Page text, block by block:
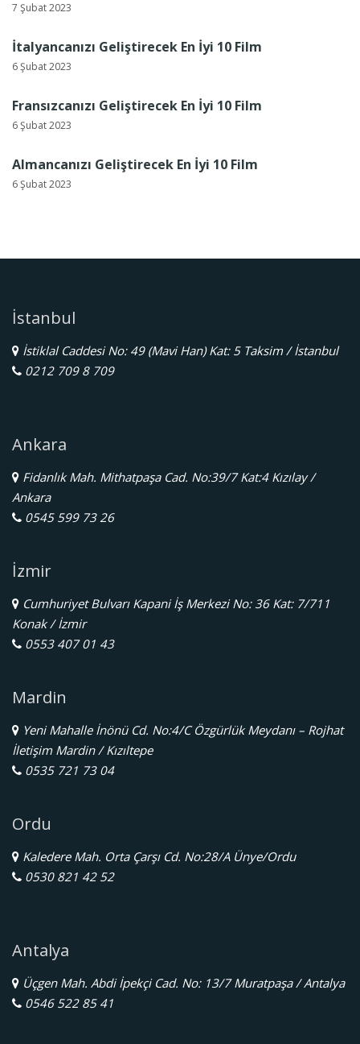
7 Şubat 2023
İtalyancanızı Geliştirecek En İyi 10 Film
6 Şubat 2023
Fransızcanızı Geliştirecek En İyi 10 Film
6 Şubat 2023
Almancanızı Geliştirecek En İyi 10 Film
6 Şubat 2023
İstanbul
İstiklal Caddesi No: 49 (Mavi Han) Kat: 5 Taksim / İstanbul
0212 709 8 709
Ankara
Fidanlık Mah. Mithatpaşa Cad. No:39/7 Kat:4 Kızılay /
Ankara
0545 599 73 26
İzmir
Cumhuriyet Bulvarı Kapani İş Merkezi No: 36 Kat: 7/711
Konak / İzmir
0553 407 01 43
Mardin
Yeni Mahalle İnönü Cd. No:4/C Özgürlük Meydanı – Rojhat
İletişim Mardin / Kızıltepe
0535 721 73 04
Ordu
Kaledere Mah. Orta Çarşı Cd. No:28/A Ünye/Ordu
0530 821 42 52
Antalya
Üçgen Mah. Abdi İpekçi Cad. No: 13/7 Muratpaşa / Antalya
0546 522 85 41